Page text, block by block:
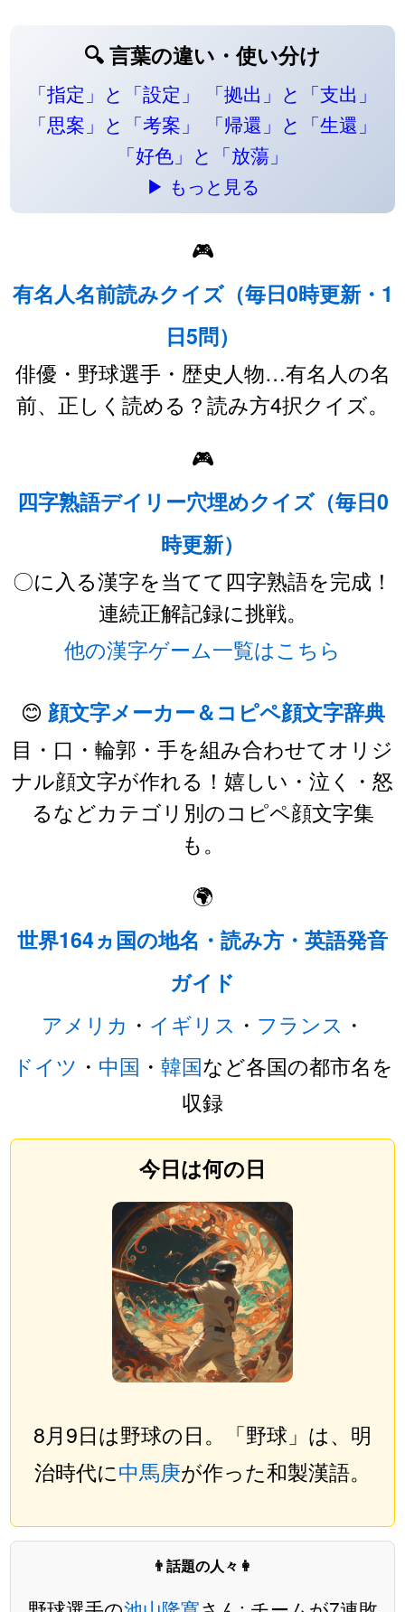
🔍 言葉の違い・使い分け
「指定」と「設定」
「拠出」と「支出」
「思案」と「考案」
「帰還」と「生還」
「好色」と「放蕩」
▶ もっと見る
🎮
有名人名前読みクイズ（毎日0時更新・1
日5問）
俳優・野球選手・歴史人物…有名人の名
前、正しく読める？読み方4択クイズ。
🎮
四字熟語デイリー穴埋めクイズ（毎日0
時更新）
〇に入る漢字を当てて四字熟語を完成！
連続正解記録に挑戦。
他の漢字ゲーム一覧はこちら
😊 顔文字メーカー＆コピペ顔文字辞典
目・口・輪郭・手を組み合わせてオリジ
ナル顔文字が作れる！嬉しい・泣く・怒
るなどカテゴリ別のコピペ顔文字集
も。
🌍
世界164ヵ国の地名・読み方・英語発音
ガイド
アメリカ ・ イギリス ・ フランス ・
ドイツ ・ 中国 ・ 韓国など各国の都市名を
収録
今日は何の日
8月9日は野球の日。「野球」は、明
治時代に中馬庚が作った和製漢語。
👨話題の人々👩